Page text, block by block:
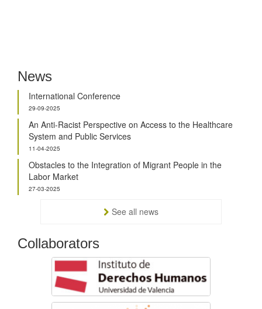
News
International Conference
29-09-2025
An Anti-Racist Perspective on Access to the Healthcare
System and Public Services
11-04-2025
Obstacles to the Integration of Migrant People in the
Labor Market
27-03-2025
See all news
Collaborators